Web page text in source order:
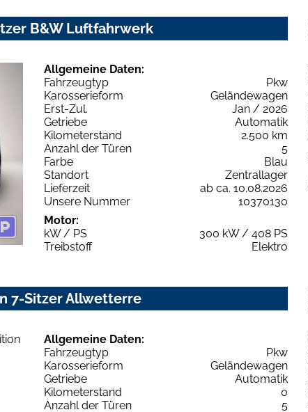
B&W Luftfahrwerk
Allgemeine Daten:
Fahrzeugtyp
Pkw
Karosserieform
Geländewagen
Erst-Zul.
Jan / 2026
Getriebe
Automatik
Kilometerstand
2.500 km
Anzahl der Türen
5
Farbe
Blau
Standort
Zentrallager
Lieferzeit
ab ca. 10.08.2026
Unsere Nummer
10370130
Motor:
kW / PS
300 kW / 408 PS
Treibstoff
Elektro
7-Sitzer Allwetterre
Allgemeine Daten:
Fahrzeugtyp
Pkw
Karosserieform
Geländewagen
Getriebe
Automatik
Kilometerstand
0
Anzahl der Türen
5